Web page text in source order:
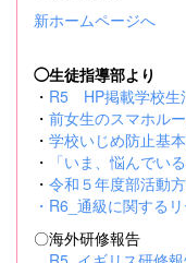
新ホームページへ
◯生徒指導部より
・ R5 HP掲載学校生
・ 前女生のスマホル
・ 学校いじめ防止基
・
「いま、悩んでい
・ 令和５年度部活動
・ R6_通級に関する
〇海外研修報告